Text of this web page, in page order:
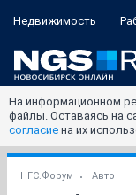
Недвижимость
На информационном
файлы. Оставаясь на
согласие на их
НГС.Форум Авто